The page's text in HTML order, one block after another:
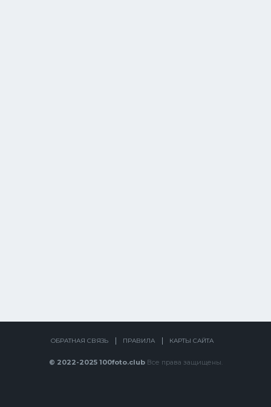
ОБРАТНАЯ СВЯЗЬ ПРАВИЛА КАРТЫ САЙТА
© 2022-2025 100foto.clubВсе права защищены.